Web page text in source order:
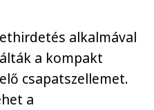
alkalmával
a kompakt
csapatszellemet.
a